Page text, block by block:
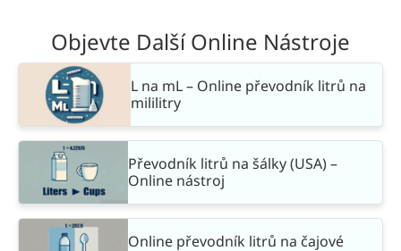
Objevte Další Online Nástroje
L na mL – Online převodník litrů na
mililitry
Převodník litrů na šálky (USA) –
Online nástroj
Online převodník litrů na čajové